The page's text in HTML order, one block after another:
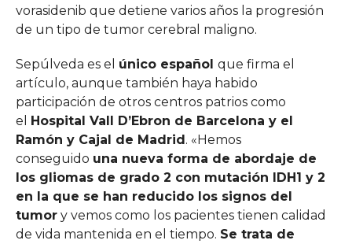
vorasidenib que detiene varios años la progresión
de un tipo de tumor cerebral maligno.
Sepúlveda es el único español que firma el
artículo, aunque también haya habido
participación de otros centros patrios como
el Hospital Vall D’Ebron de Barcelona y el
Ramón y Cajal de Madrid. «Hemos
conseguido una nueva forma de abordaje de
los gliomas de grado 2 con mutación IDH1 y 2
en la que se han reducido los signos del
tumory vemos como los pacientes tienen calidad
de vida mantenida en el tiempo. Se trata de